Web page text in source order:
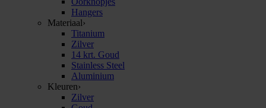
Hangers
Materiaal›
Titanium
Zilver
14 krt. Goud
Stainless Steel
Aluminium
Kleuren›
Zilver